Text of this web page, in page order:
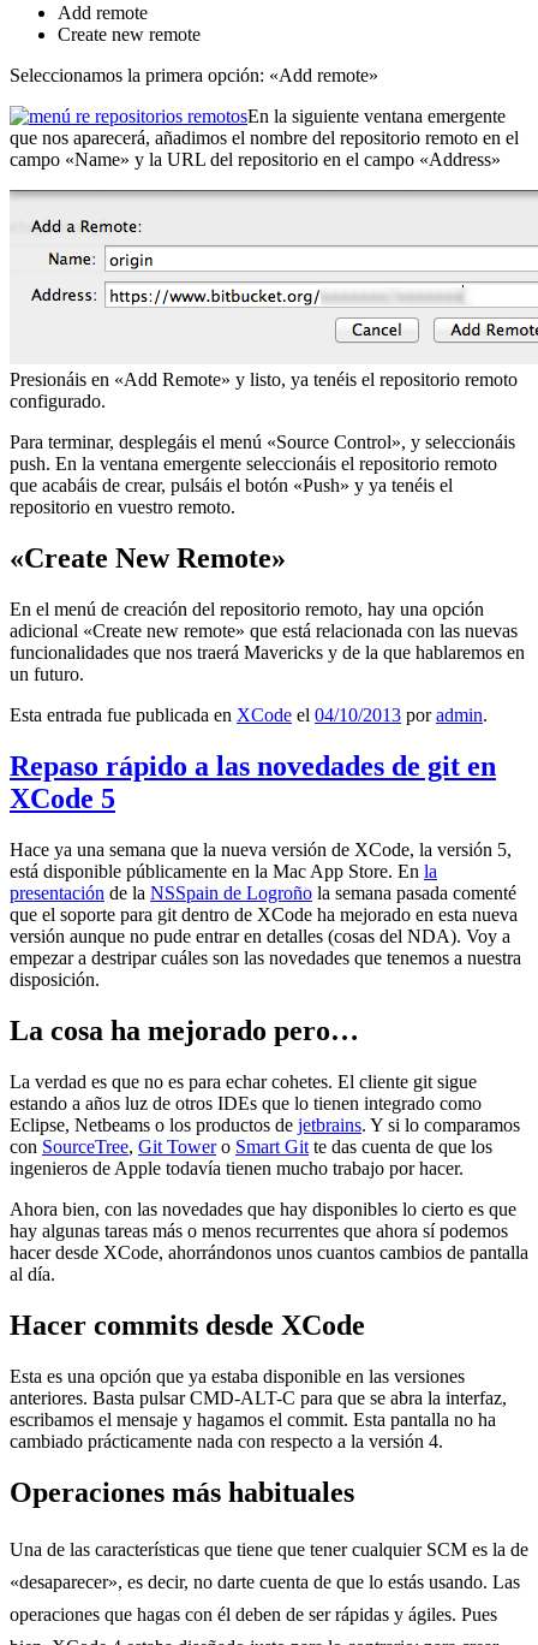
Add remote
Create new remote
Seleccionamos la primera opción: «Add remote»
En la siguiente ventana emergente
que nos aparecerá, añadimos el nombre del repositorio remoto en el
campo «Name» y la URL del repositorio en el campo «Address»
Presionáis en «Add Remote» y listo, ya tenéis el repositorio remoto
configurado.
Para terminar, desplegáis el menú «Source Control», y seleccionáis
push. En la ventana emergente seleccionáis el repositorio remoto
que acabáis de crear, pulsáis el botón «Push» y ya tenéis el
repositorio en vuestro remoto.
«Create New Remote»
En el menú de creación del repositorio remoto, hay una opción
adicional «Create new remote» que está relacionada con las nuevas
funcionalidades que nos traerá Mavericks y de la que hablaremos en
un futuro.
Esta entrada fue publicada en XCode el 04/10/2013 poradmin.
Repaso rápido a las novedades de git en
XCode 5
Hace ya una semana que la nueva versión de XCode, la versión 5,
está disponible públicamente en la Mac App Store. En la
presentación de la NSSpain de Logroño la semana pasada comenté
que el soporte para git dentro de XCode ha mejorado en esta nueva
versión aunque no pude entrar en detalles (cosas del NDA). Voy a
empezar a destripar cuáles son las novedades que tenemos a nuestra
disposición.
La cosa ha mejorado pero…
La verdad es que no es para echar cohetes. El cliente git sigue
estando a años luz de otros IDEs que lo tienen integrado como
Eclipse, Netbeams o los productos de jetbrains. Y si lo comparamos
con SourceTree, Git Towero Smart Git te das cuenta de que los
ingenieros de Apple todavía tienen mucho trabajo por hacer.
Ahora bien, con las novedades que hay disponibles lo cierto es que
hay algunas tareas más o menos recurrentes que ahora sí podemos
hacer desde XCode, ahorrándonos unos cuantos cambios de pantalla
al día.
Hacer commits desde XCode
Esta es una opción que ya estaba disponible en las versiones
anteriores. Basta pulsar CMD-ALT-C para que se abra la interfaz,
escribamos el mensaje y hagamos el commit. Esta pantalla no ha
cambiado prácticamente nada con respecto a la versión 4.
Operaciones más habituales
Una de las características que tiene que tener cualquier SCM es la de
«desaparecer», es decir, no darte cuenta de que lo estás usando. Las
operaciones que hagas con él deben de ser rápidas y ágiles. Pues